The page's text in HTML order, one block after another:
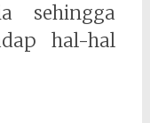
sehingga
hal-hal